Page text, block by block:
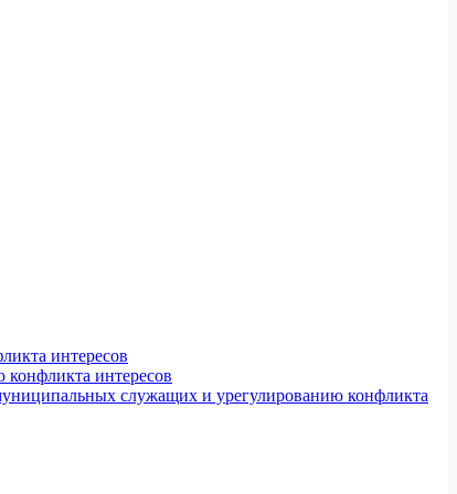
интересов
интересов
служащих и урегулированию конфликта